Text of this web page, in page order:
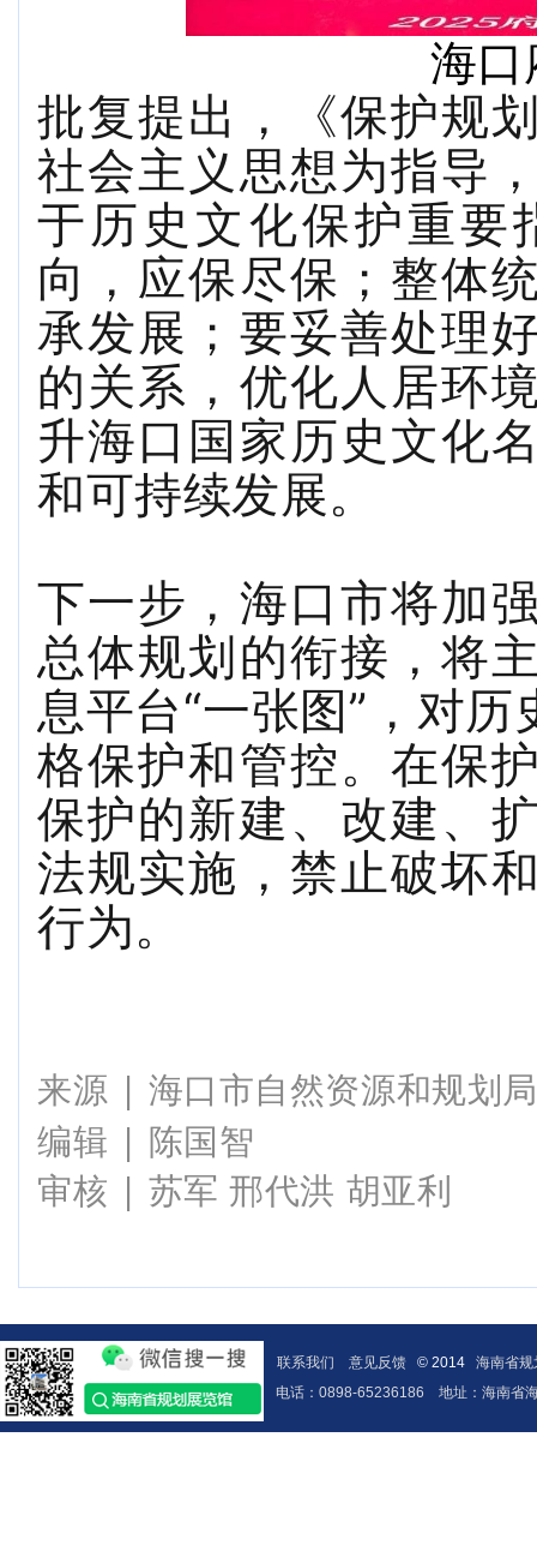
海口
批复提出，《保护规
社会主义思想为指导
于历史文化保护重要
向，应保尽保；整体
承发展；要妥善处理
的关系，优化人居环
升海口国家历史文化
和可持续发展。
下一步，海口市将加
总体规划的衔接，将
息平台“一张图”，对
格保护和管控。在保
保护的新建、改建、
法规实施，禁止破坏
行为。
来源 | 海口市自然资源和规划局
编辑 | 陈国智
审核 | 苏军 邢代洪 胡亚利
联系我们 意见反馈 © 2014
海南省规
电话：0898-65236186
地址：海南省